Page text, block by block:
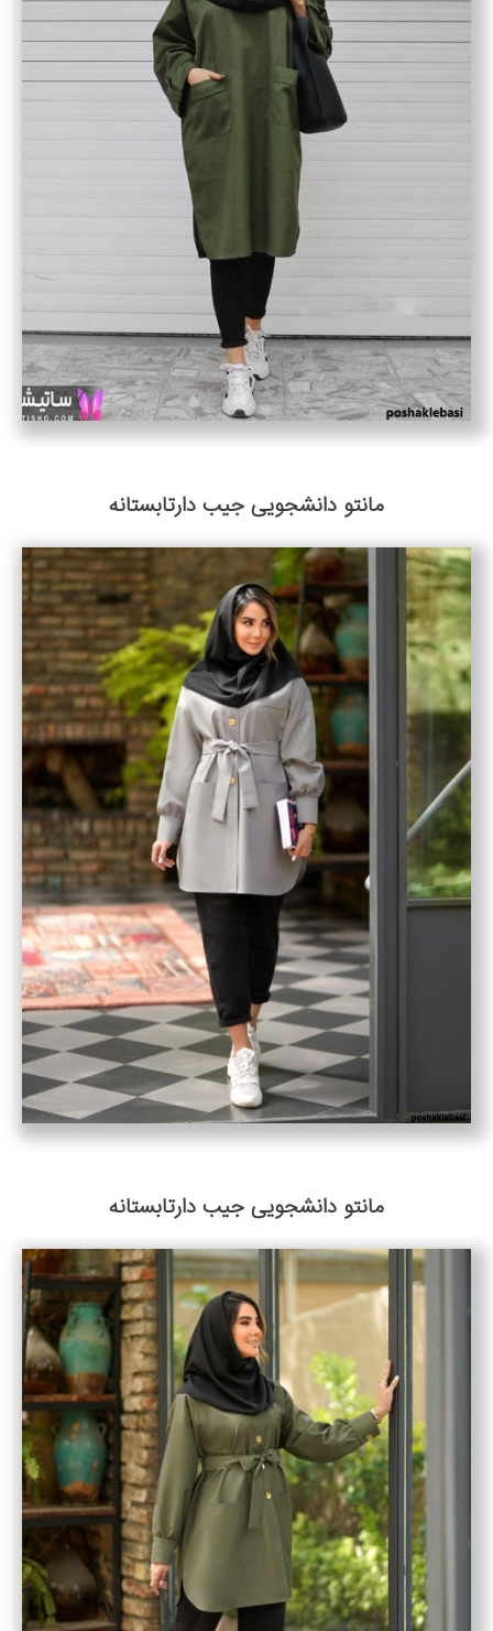
مانتو دانشجویی جیب دارتابستانه
مانتو دانشجویی جیب دارتابستانه